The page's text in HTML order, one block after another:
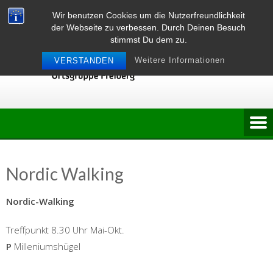
Wir benutzen Cookies um die Nutzerfreundlichkeit
der Webseite zu verbessen. Durch Deinen Besuch
stimmst Du dem zu.
VERSTANDEN Weitere Informationen
Skip
to
Nordic Walking
Nordic-Walking
Treffpunkt 8.30 Uhr Mai-Okt.
P Milleniumshügel